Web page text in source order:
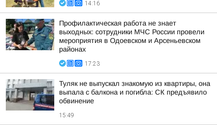
14:16
Профилактическая работа не знает
выходных: сотрудники МЧС России провели
мероприятия в Одоевском и Арсеньевском
районах
17:23
Туляк не выпускал знакомую из квартиры, она
выпала с балкона и погибла: СК предъявило
обвинение
15:49